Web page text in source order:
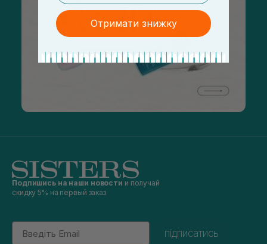
Подпишись на наши новости и получай
скидку 5% на первый заказ
Email
підписатись
Отримати знижку